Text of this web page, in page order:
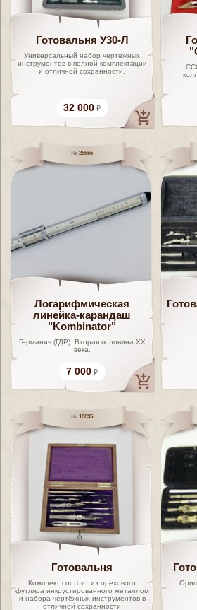
Готовальня У30-Л
Универсальный набор чертежных
инструментов в полной комплектации
и отличной сохранности.
32 000
26556
Логарифмическая
линейка-карандаш
"Kombinator"
Германия (ГДР). Вторая половина XX
века.
7 000
18035
Готовальня
Комплект состоит из орехового
футляра инкрустированного металлом
и набора чертёжных инструментов в
отличной сохранности